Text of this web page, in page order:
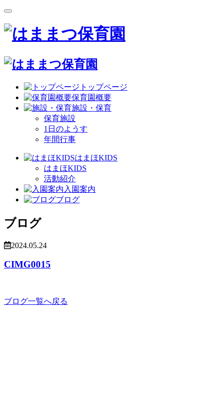
トップページ
保育園概要
施設・保育
保育施設
1日のようす
年間行事
はまほKIDS
はまほKIDS
活動紹介
入園案内
ブログ
ブログ
2024.05.24
CIMG0015
ブログ一覧へ戻る